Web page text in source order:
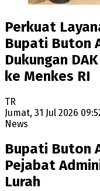
Perkuat
Bupati Buton
Dukungan
ke Menkes RI
TR
Jumat, 31 Jul 2026
News
Bupati Buton
Pejabat
Lurah